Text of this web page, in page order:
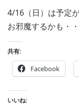
4/16（日）は予定
お邪魔するかも・
共有:
Facebook
いいね: